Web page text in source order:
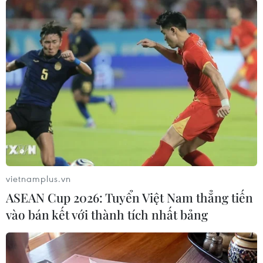
#Đại học Thương mại #Khối A #Khối A1
#Khối D
#Thi đại học
#Tuyển sinh đại học năm 2015
#Đổi mới thi
Theo dõi VietnamPlus
TIN LIÊN QUAN
vietnamplus.vn
ASEAN Cup 2026: Tuyển Việt Nam thẳng tiến
vào bán kết với thành tích nhất bảng